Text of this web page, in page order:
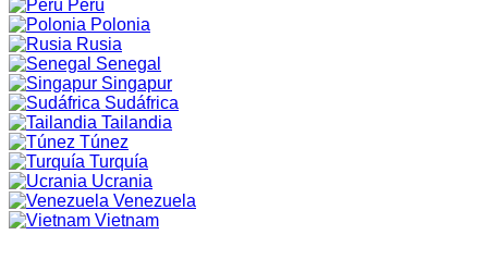
Perú
Polonia
Rusia
Senegal
Singapur
Sudáfrica
Tailandia
Túnez
Turquía
Ucrania
Venezuela
Vietnam